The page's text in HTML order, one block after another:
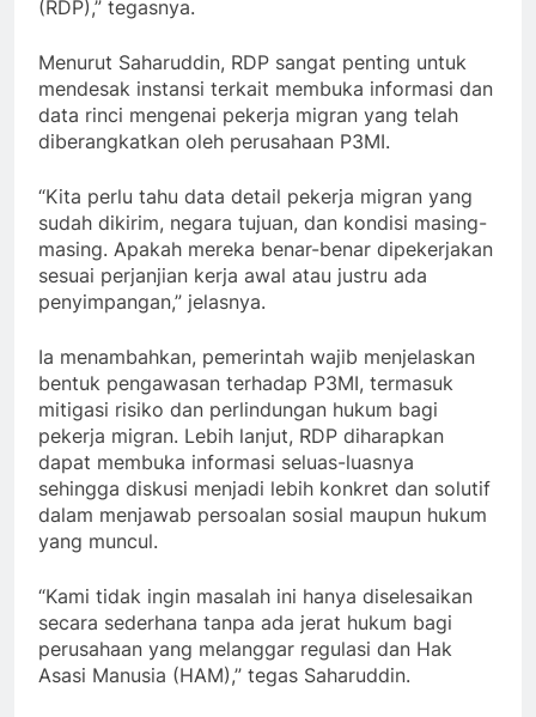
(RDP),” tegasnya.
Menurut Saharuddin, RDP sangat penting untuk
mendesak instansi terkait membuka informasi dan
data rinci mengenai pekerja migran yang telah
diberangkatkan oleh perusahaan P3MI.
“Kita perlu tahu data detail pekerja migran yang
sudah dikirim, negara tujuan, dan kondisi masing-
masing. Apakah mereka benar-benar dipekerjakan
sesuai perjanjian kerja awal atau justru ada
penyimpangan,” jelasnya.
Ia menambahkan, pemerintah wajib menjelaskan
bentuk pengawasan terhadap P3MI, termasuk
mitigasi risiko dan perlindungan hukum bagi
pekerja migran. Lebih lanjut, RDP diharapkan
dapat membuka informasi seluas-luasnya
sehingga diskusi menjadi lebih konkret dan solutif
dalam menjawab persoalan sosial maupun hukum
yang muncul.
“Kami tidak ingin masalah ini hanya diselesaikan
secara sederhana tanpa ada jerat hukum bagi
perusahaan yang melanggar regulasi dan Hak
Asasi Manusia (HAM),” tegas Saharuddin.